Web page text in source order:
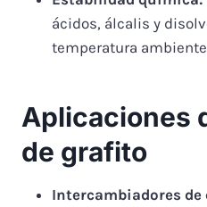
ácidos, álcalis y
temperatura
Aplicaciones
de grafito
Intercambiadores de